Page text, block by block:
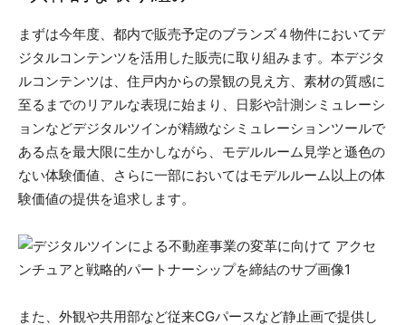
まずは今年度、都内で販売予定のブランズ４物件においてデ
ジタルコンテンツを活用した販売に取り組みます。本デジタ
ルコンテンツは、住戸内からの景観の見え方、素材の質感に
至るまでのリアルな表現に始まり、日影や計測シミュレーシ
ョンなどデジタルツインが精緻なシミュレーションツールで
ある点を最大限に生かしながら、モデルルーム見学と遜色の
ない体験価値、さらに一部においてはモデルルーム以上の体
験価値の提供を追求します。
また、外観や共用部など従来CGパースなど静止画で提供し